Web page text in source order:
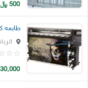
اتفاقية الاستخدام
الشروط & السياسات
تسجيل دخول
التسجيل في الموقع
500 ﷼
طابعه
30,000